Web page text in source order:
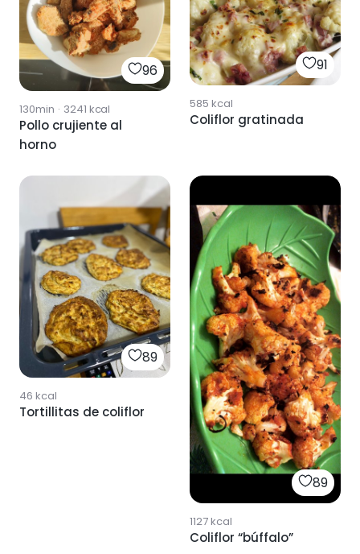
96
130min · 3241 kcal
Pollo crujiente al
horno
91
585 kcal
Coliflor gratinada
89
46 kcal
Tortillitas de coliflor
89
1127kcal
Coliflor “búffalo”